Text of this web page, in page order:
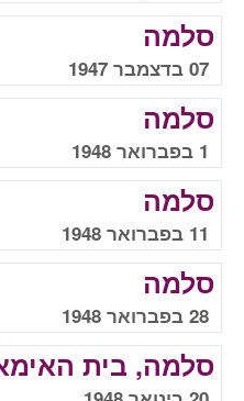
סלמה
07 בדצמבר 1947
סלמה
1 בפברואר 1948
סלמה
11 בפברואר 1948
סלמה
28 בפברואר 1948
סלמה, בית